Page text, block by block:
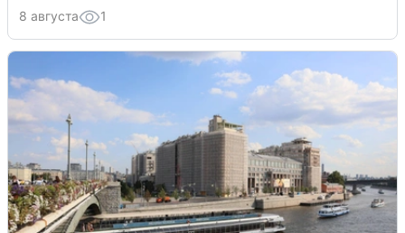
8 августа 1